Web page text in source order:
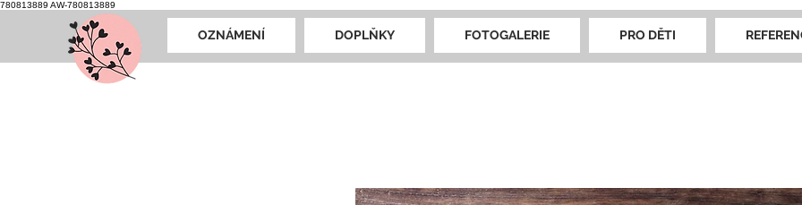
780813889 AW-780813889
OZNÁMENÍ DOPLŇKY FOTOGALERIE PRO DĚTI